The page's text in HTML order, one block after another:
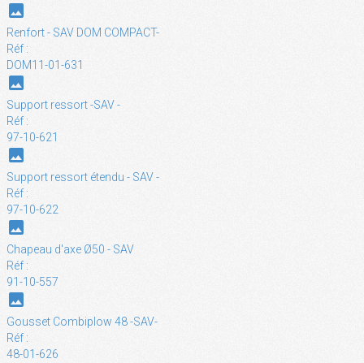
photo
Renfort - SAV DOM COMPACT-
Réf :
DOM11-01-631
photo
Support ressort -SAV -
Réf :
97-10-621
photo
Support ressort étendu - SAV -
Réf :
97-10-622
photo
Chapeau d'axe Ø50 - SAV
Réf :
91-10-557
photo
Gousset Combiplow 48 -SAV-
Réf :
48-01-626